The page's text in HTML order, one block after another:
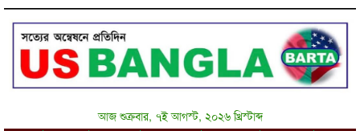
আজ শুক্রবার, ৭ই আগস্ট, ২০২৬ খ্রিস্টাব্দ